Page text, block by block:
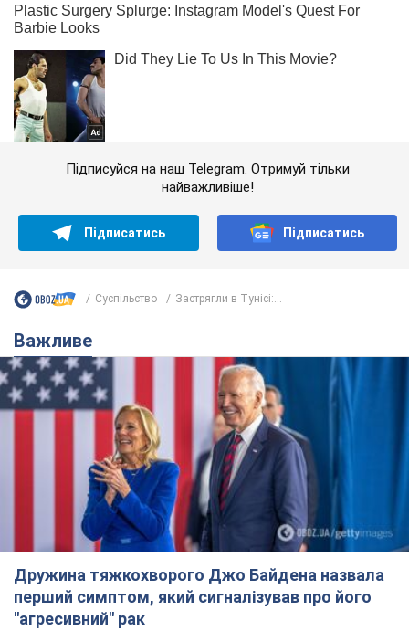
Підписуйся на наш Telegram. Отримуй тільки
найважливіше!
Підписатись Підписатись
Суспільство Застрягли в Тунісі:...
Важливе
Дружина тяжкохворого Джо Байдена назвала
перший симптом, який сигналізував про його
"агресивний" рак